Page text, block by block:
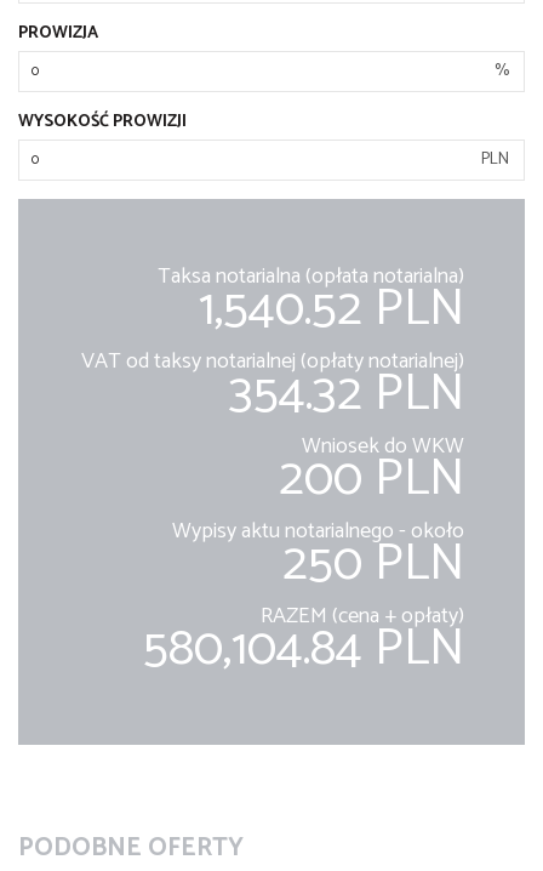
PROWIZJA
%
WYSOKOŚĆ PROWIZJI
PLN
Taksa notarialna (opłata notarialna)
1,540.52 PLN
VAT od taksy notarialnej (opłaty notarialnej)
354.32 PLN
Wniosek do WKW
200 PLN
Wypisy aktu notarialnego - około
250 PLN
RAZEM (cena + opłaty)
580,104.84 PLN
PODOBNE OFERTY